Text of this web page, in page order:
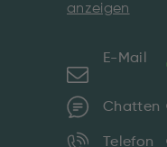
anzeigen
E-Mail
Chatten
Telefon